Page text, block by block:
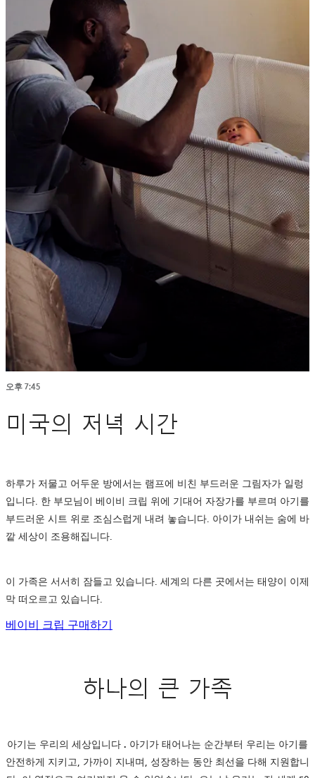
오후 7:45
미국의 저녁 시간
하루가 저물고 어두운 방에서는 램프에 비친 부드러운 그림자가 일렁
입니다. 한 부모님이 베이비 크립 위에 기대어 자장가를 부르며 아기를
부드러운 시트 위로 조심스럽게 내려 놓습니다. 아이가 내쉬는 숨에 바
깥 세상이 조용해집니다.
이 가족은 서서히 잠들고 있습니다. 세계의 다른 곳에서는 태양이 이제
막 떠오르고 있습니다.
베이비 크립 구매하기
하나의 큰 가족
아기는 우리의 세상입니다 . 아기가 태어나는 순간부터 우리는 아기를
안전하게 지키고, 가까이 지내며, 성장하는 동안 최선을 다해 지원합니